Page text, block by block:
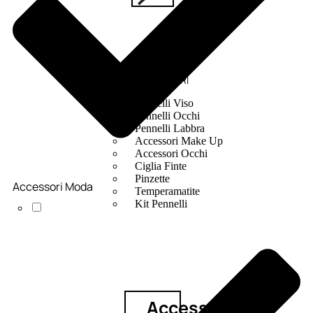
ACCESSORI
Pennelli Viso
Pennelli Occhi
Pennelli Labbra
Accessori Make Up
Accessori Occhi
Ciglia Finte
Pinzette
Temperamatite
Kit Pennelli
Accessori
Accessori Moda